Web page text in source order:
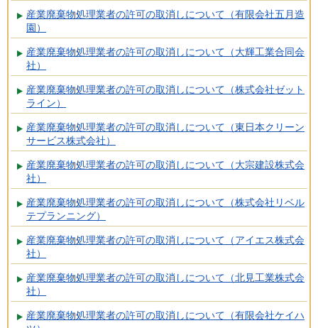
産業廃棄物処理業者の許可の取消しについて（有限会社五月造
園）
産業廃棄物処理業者の許可の取消しについて（大輝工業合同会
社）
産業廃棄物処理業者の許可の取消しについて（株式会社ゼット
ライン）
産業廃棄物処理業者の許可の取消しについて（東日本クリーン
サービス株式会社）
産業廃棄物処理業者の許可の取消しについて（大宗建設株式会
社）
産業廃棄物処理業者の許可の取消しについて（株式会社リベル
テプランニング）
産業廃棄物処理業者の許可の取消しについて（アイエス株式会
社）
産業廃棄物処理業者の許可の取消しについて（北見工業株式会
社）
産業廃棄物処理業者の許可の取消しについて（有限会社ケイハ